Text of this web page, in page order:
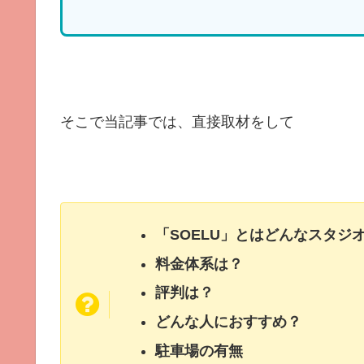
そこで当記事では、直接取材をして
「SOELU」とはどんなスタジ
料金体系は？
評判は？
どんな人におすすめ？
駐車場の有無